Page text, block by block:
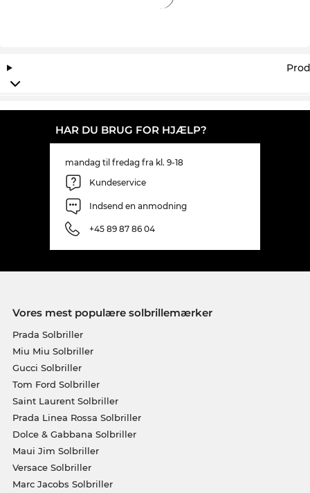
HAR DU BRUG FOR HJÆLP?
mandag til fredag fra kl. 9-18
Kundeservice
Indsend en anmodning
+45 89 87 86 04
Vores mest populære solbrillemærker
Prada Solbriller
Miu Miu Solbriller
Gucci Solbriller
Tom Ford Solbriller
Saint Laurent Solbriller
Prada Linea Rossa Solbriller
Dolce & Gabbana Solbriller
Maui Jim Solbriller
Versace Solbriller
Marc Jacobs Solbriller